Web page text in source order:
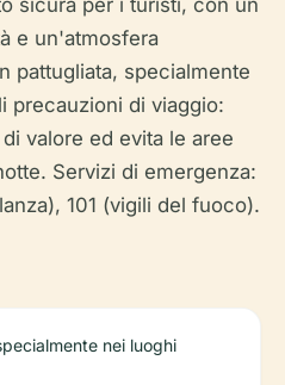
e un'atmosfera
pattugliata, specialmente
precauzioni di viaggio:
valore ed evita le aree
Servizi di emergenza:
101 (vigili del fuoco).
nei luoghi